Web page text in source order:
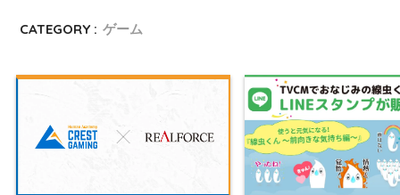
CATEGORY : ゲーム